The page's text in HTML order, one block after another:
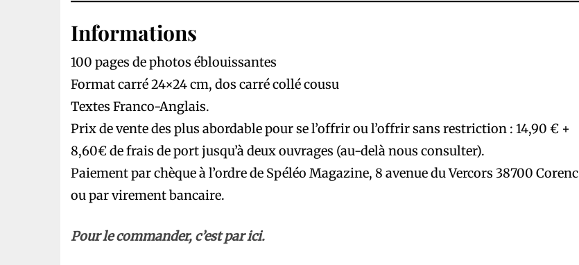
Informations
100 pages de photos éblouissantes
Format carré 24×24 cm, dos carré collé cousu
Textes Franco-Anglais.
Prix de vente des plus abordable pour se l’offrir ou l’offrir sans ­restriction : 14,90 € +
8,60€ de frais de port jusqu’à deux ouvrages (au-delà nous consulter).
Paiement par chèque à l’ordre de Spéléo Magazine, 8 avenue du ­Vercors 38700 Corenc
ou par virement bancaire.
Pour le commander, c’est par ici.